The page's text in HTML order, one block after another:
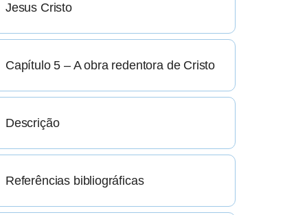
Jesus Cristo
Capítulo 5 – A obra redentora de Cristo
Descrição
Referências bibliográficas